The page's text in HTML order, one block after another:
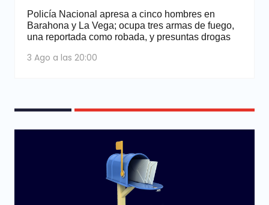
Policía Nacional apresa a cinco hombres en
Barahona y La Vega; ocupa tres armas de fuego,
una reportada como robada, y presuntas drogas
3 Ago a las 20:00